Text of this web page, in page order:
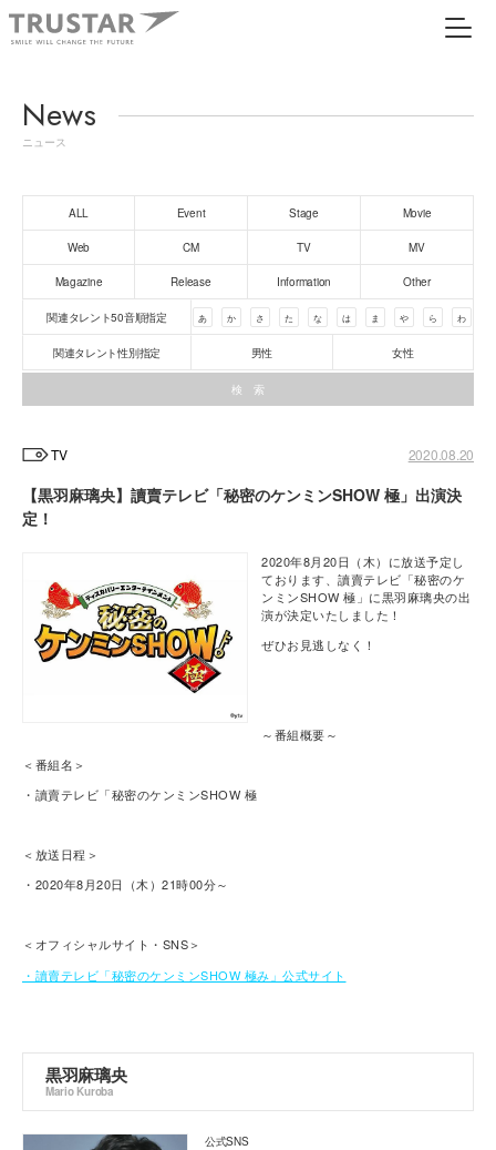
News
ニュース
ALL Event Stage Movie
Web CM TV MV
Magazine Release Information Other
関連タレント50音順指定 あ か さ た な は ま や ら わ
関連タレント性別指定 男性 女性
TV 2020.08.20
【黒羽麻璃央】讀賣テレビ「秘密のケンミンSHOW 極」出演決
定！
2020年8月20日（木）に放送予定し
ております、讀賣テレビ「秘密のケ
ンミンSHOW 極」に黒羽麻璃央の出
演が決定いたしました！
ぜひお見逃しなく！
～番組概要～
＜番組名＞
・讀賣テレビ「秘密のケンミンSHOW 極
＜放送日程＞
・2020年8月20日（木）21時00分～
＜オフィシャルサイト・SNS＞
・讀賣テレビ「秘密のケンミンSHOW 極み」公式サイト
黒羽麻璃央
Mario Kuroba
公式SNS